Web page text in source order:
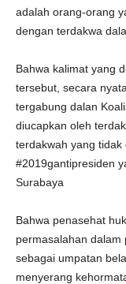
adalah orang-orang
dengan terdakwa
Bahwa kalimat yang
tersebut, secara
tergabung dalan
diucapkan oleh
terdakwah yang
#2019gantipresiden
Surabaya
Bahwa penasehat
permasalahan dalam
sebagai umpatan
menyerang